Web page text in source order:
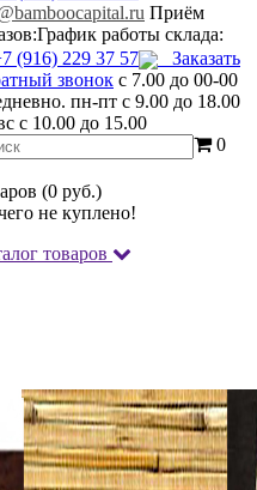
Приём
График работы склада:
(916) 229 37 57
Заказать
звонок с 7.00 до 00-00
пн-пт с 9.00 до 18.00
с 10.00 до 15.00
0
(0 руб.)
не куплено!
товаров